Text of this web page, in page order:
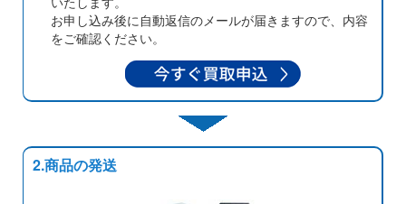
お申し込み後に自動返信のメールが届きますので、内容
をご確認ください。
2.商品の発送